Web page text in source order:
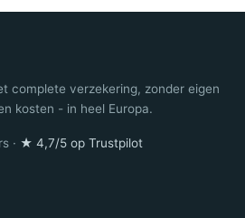
complete verzekering, zonder eigen
kosten - in heel Europa.
· ★ 4,7/5 op Trustpilot